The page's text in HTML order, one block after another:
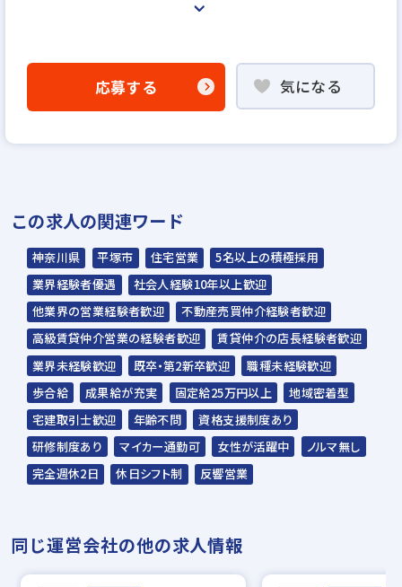
「応募する」よりエントリー
【説明選考会（電話面談）】
基本的にはお電話でのご面談となります。
※説明選考会は代行業者であるスラッシュ株
式会社が行います※
スラッシュ株式会社からのご連絡をお待ち
ください。
ご連絡までに7日程度いただく場合があり
ます。予めご了承ください。
担当：スラッシュ株式会社
住所：東京都港区赤坂2-15-16 赤坂ふく
源ビル7F
【一次面接】（現地責任者）
筆記テスト＋適正検査（性格診断）あり
応募する 気になる
この求人の関連ワード
神奈川県 平塚市 住宅営業
5名以上の積極採用
業界経験者優遇
社会人経験10年以上歓迎
他業界の営業経験者歓迎
不動産売買仲介経験者歓迎
高級賃貸仲介営業の経験者歓迎
賃貸仲介の店長経験者歓迎
業界未経験歓迎
既卒・第2新卒歓迎
職種未経験歓迎
歩合給
成果給が充実 固定給25万円以上
地域密着型
宅建取引士歓迎
年齢不問
資格支援制度あり
研修制度あり
マイカー通勤可 女性が活躍中
ノルマ無し
完全週休2日
休日シフト制 反響営業
同じ運営会社の他の求人情報